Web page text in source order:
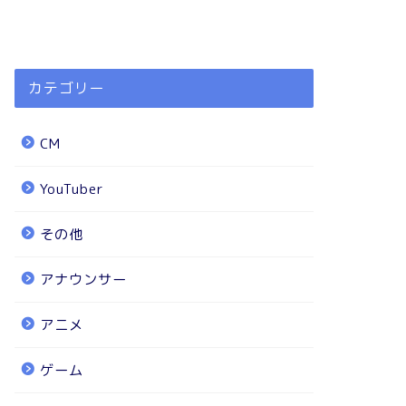
カテゴリー
CM
YouTuber
その他
アナウンサー
アニメ
ゲーム